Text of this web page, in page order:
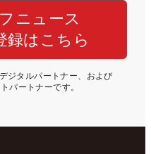
ニュース
録はこちら
ジタルパートナー、および
パートナーです。